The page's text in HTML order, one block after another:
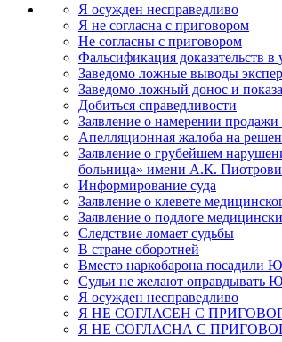
Я осужден несправедливо
Я не согласна с приговором
Не согласны с приговором
Фальсификация доказательств в
Заведомо ложные выводы
Заведомо ложный донос и
Добиться справедливости
Заявление о намерении продажи
Апелляционная жалоба на
Заявление о грубейшем
больница» имени А.К.
Информирование суда
Заявление о клевете
Заявление о подлоге
Следствие ломает судьбы
В стране оборотней
Вместо наркобарона посадили
Судьи не желают оправдывать
Я осужден несправедливо
Я НЕ СОГЛАСЕН С
Я НЕ СОГЛАСНА С